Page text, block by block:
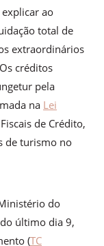
ao
total de
extraordinários
créditos
pela
na Lei
de Crédito,
de turismo no
do
último dia 9,
(TC